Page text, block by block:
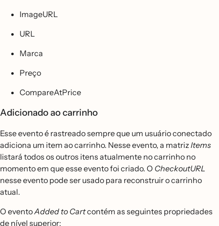
ImageURL
URL
Marca
Preço
CompareAtPrice
Adicionado ao carrinho
Esse evento é rastreado sempre que um usuário conectado
adiciona um item ao carrinho. Nesse evento, a matriz Items
listará todos os outros itens atualmente no carrinho no
momento em que esse evento foi criado. O CheckoutURL
nesse evento pode ser usado para reconstruir o carrinho
atual.
O eventoAdded to Cartcontém as seguintes propriedades
de nível superior: